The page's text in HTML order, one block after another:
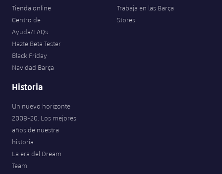
Tienda online
Centro de
Ayuda/FAQs
Hazte Beta Tester
Black Friday
Navidad Barça
Trabaja en las Barça
Stores
Historia
Un nuevo horizonte
2008-20. Los mejores
años de nuestra
historia
La era del Dream
Team